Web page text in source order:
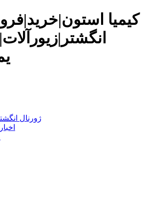
کیمیا
ژورنال